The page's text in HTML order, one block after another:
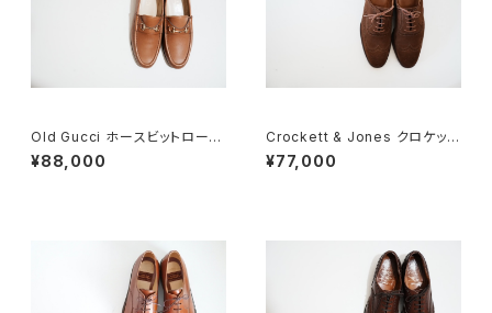
Old Gucci ホースビットローフ
ァー 38.5C tan ほぼDeadsto
ck
¥88,000
Crockett & Jones クロケット
&ジョーンズ フルブローグ スエ
ード 7E
¥77,000